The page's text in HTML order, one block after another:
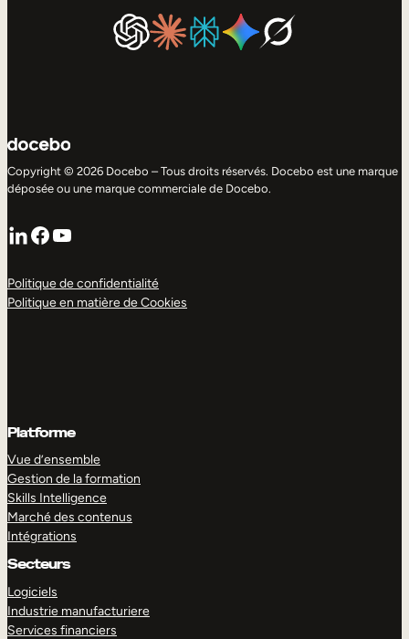
Copyright © 2026 Docebo – Tous droits réservés. Docebo est une marque
déposée ou une marque commerciale de Docebo.
LinkedIn
Facebook
YouTube
Politique de confidentialité
Politique en matière de Cookies
Platforme
Vue d’ensemble
Gestion de la formation
Skills Intelligence
Marché des contenus
Intégrations
Secteurs
Logiciels
Industrie manufacturiere
Services financiers